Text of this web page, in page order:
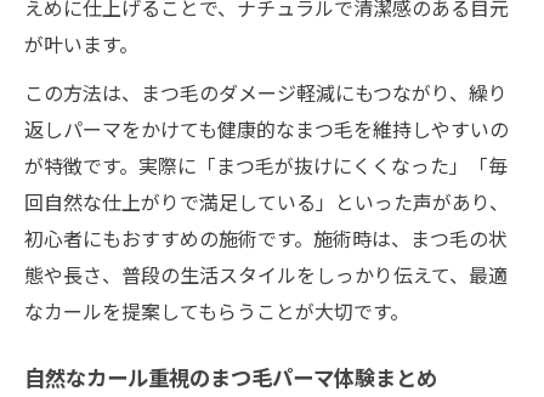
えめに仕上げることで、ナチュラルで清潔感のある目元
が叶います。
この方法は、まつ毛のダメージ軽減にもつながり、繰り
返しパーマをかけても健康的なまつ毛を維持しやすいの
が特徴です。実際に「まつ毛が抜けにくくなった」「毎
回自然な仕上がりで満足している」といった声があり、
初心者にもおすすめの施術です。施術時は、まつ毛の状
態や長さ、普段の生活スタイルをしっかり伝えて、最適
なカールを提案してもらうことが大切です。
自然なカール重視のまつ毛パーマ体験まとめ